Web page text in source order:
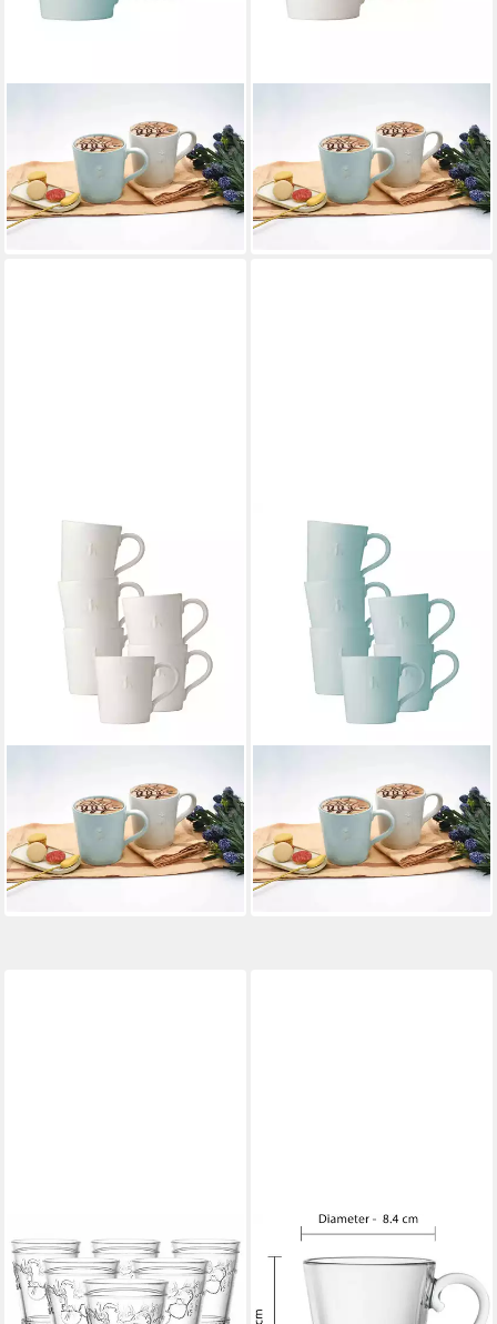
Becher Biene Henkelbecher
520 ml 2er Set, 2-tlg.,
Keramik
51,95 €
lieferbar - in 2-3 Werktagen bei dir
Becher Biene Henkelbecher
520 ml 2er Set, 2-tlg.,
Keramik
51,95 €
lieferbar - in 2-3 Werktagen bei dir
Becher Biene Henkelbecher
520 ml 6er Set, 6-tlg.,
Keramik
131,45 €
lieferbar - in 2-3 Werktagen bei dir
Becher Biene Henkelbecher
520 ml 6er Set, 6-tlg.,
Keramik
131,45 €
lieferbar - in 2-3 Werktagen bei dir
LA ROCHERE
Becher Glasbecher "Louison",
Füllvolumen 250 ml, Ø 8,3
cm, 11 cm, 6 Stück, 1-tlg.